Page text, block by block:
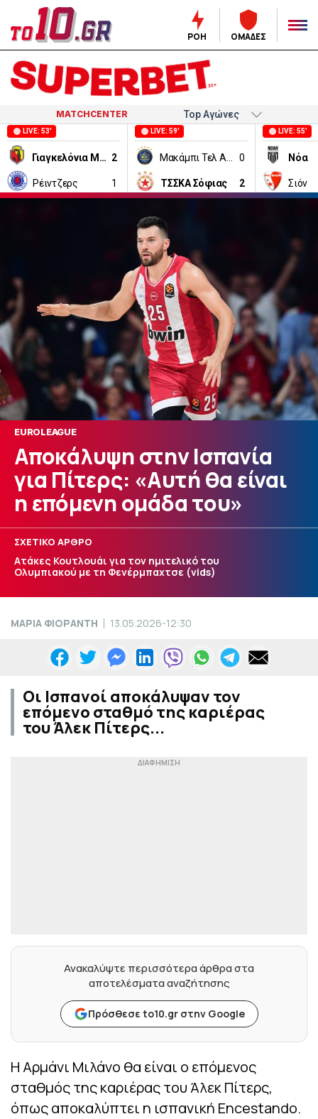
ΡΟΗ ΟΜΑΔΕΣ
MATCHCENTER
LIVE: 53'
Γιαγκελόνια Μπιάλιστοκ 2
Ρέιντζερς 1
LIVE: 59'
0
ΤΣΣΚΑ Σόφιας 2
LIVE: 55'
Νόα
Σιόν
EUROLEAGUE
Αποκάλυψη στην Ισπανία
για Πίτερς: «Αυτή θα είναι
η επόμενη ομάδα του»
ΣΧΕΤΙΚΟ ΑΡΘΡΟ
Ατάκες Κουτλουάι για τον ημιτελικό του
Ολυμπιακού με τη Φενέρμπαχτσε (vids)
ΜΑΡΙΑ ΦΙΟΡΑΝΤΗ 13.05.2026-12:30
Οι Ισπανοί αποκάλυψαν τον
επόμενο σταθμό της καριέρας
του Άλεκ Πίτερς...
Ανακαλύψτε περισσότερα άρθρα στα
αποτελέσματα αναζήτησης
Πρόσθεσε to10.gr στην Google
Η Αρμάνι Μιλάνο θα είναι ο επόμενος
σταθμός της καριέρας του Άλεκ Πίτερς,
όπως αποκαλύπτει η ισπανική Encestando.